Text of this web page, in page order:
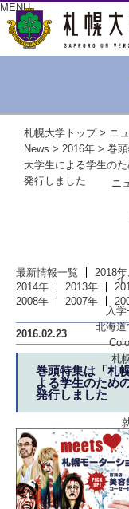
MENU
ニ
イ
入
北海道
札
札幌大学トップ> ニ
News > 2016年 > 巻
大学生による学生の
発行しました
最新情報一覧 2018年
2014年
2013年
2008年
2007年
2016.02.23
巻頭特集は「札
よる学生のため
発行しました